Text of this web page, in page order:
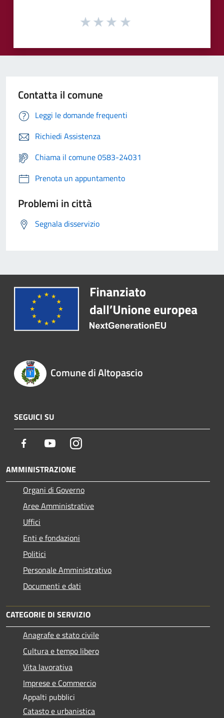
Contatta il comune
Leggi le domande frequenti
Richiedi Assistenza
Chiama il comune 0583-24031
Prenota un appuntamento
Problemi in città
Segnala disservizio
Comune di Altopascio
SEGUICI SU
Facebook YoutubeInstagram
AMMINISTRAZIONE
Organi di Governo
Aree Amministrative
Uffici
Enti e fondazioni
Politici
Personale Amministrativo
Documenti e dati
CATEGORIE DI SERVIZIO
Anagrafe e stato civile
Cultura e tempo libero
Vita lavorativa
Imprese e Commercio
Appalti pubblici
Catasto e urbanistica